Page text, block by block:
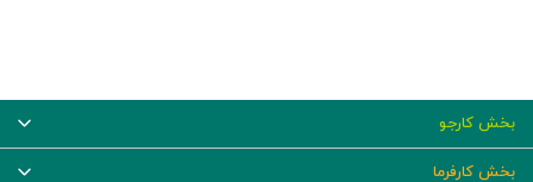
بخش کارجو
بخش کارفرما